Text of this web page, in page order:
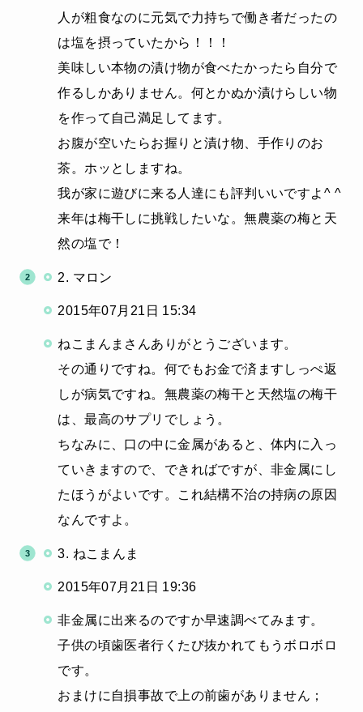
人が粗食なのに元気で力持ちで働き者だったの
は塩を摂っていたから！！！
美味しい本物の漬け物が食べたかったら自分で
作るしかありません。何とかぬか漬けらしい物
を作って自己満足してます。
お腹が空いたらお握りと漬け物、手作りのお
茶。ホッとしますね。
我が家に遊びに来る人達にも評判いいですよ^ ^
来年は梅干しに挑戦したいな。無農薬の梅と天
然の塩で！
2. マロン
2015年07月21日 15:34
ねこまんまさんありがとうございます。
その通りですね。何でもお金で済ますしっぺ返
しが病気ですね。無農薬の梅干と天然塩の梅干
は、最高のサプリでしょう。
ちなみに、口の中に金属があると、体内に入っ
ていきますので、できればですが、非金属にし
たほうがよいです。これ結構不治の持病の原因
なんですよ。
3. ねこまんま
2015年07月21日 19:36
非金属に出来るのですか早速調べてみます。
子供の頃歯医者行くたび抜かれてもうボロボロ
です。
おまけに自損事故で上の前歯がありません；